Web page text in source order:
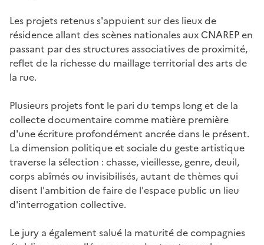
Les projets retenus s'appuient sur des lieux de
résidence allant des scènes nationales aux CNAREP en
passant par des structures associatives de proximité,
reflet de la richesse du maillage territorial des arts de
la rue.
Plusieurs projets font le pari du temps long et de la
collecte documentaire comme matière première
d'une écriture profondément ancrée dans le présent.
La dimension politique et sociale du geste artistique
traverse la sélection : chasse, vieillesse, genre, deuil,
corps abîmés ou invisibilisés, autant de thèmes qui
disent l'ambition de faire de l'espace public un lieu
d'interrogation collective.
Le jury a également salué la maturité de compagnies